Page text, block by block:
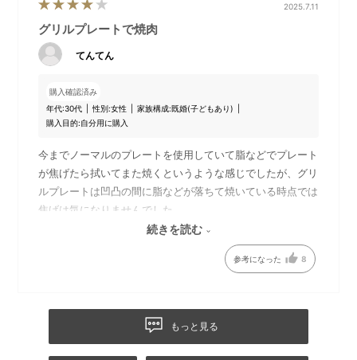
2025.7.11
グリルプレートで焼肉
てんてん
購入確認済み
年代:30代 性別:女性 家族構成:既婚(子どもあり)
購入目的:自分用に購入
今までノーマルのプレートを使用していて脂などでプレート
が焦げたら拭いてまた焼くというような感じでしたが、グリ
ルプレートは凹凸の間に脂などが落ちて焼いている時点では
焦げは気になりませんでした。
洗うときに凹凸の間が洗いにくいので、細いブラシ等があっ
続きを読む
参考になった 8
もっと見る